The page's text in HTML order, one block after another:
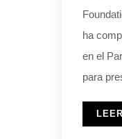
ha
en el
para